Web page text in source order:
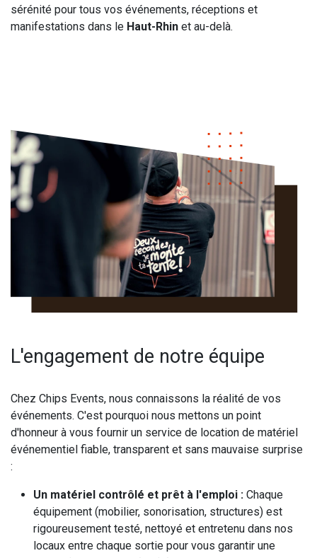
sérénité pour tous vos événements, réceptions et
manifestations dans le Haut-Rhin et au-delà.
L'engagement de notre équipe
Chez Chips Events, nous connaissons la réalité de vos
événements. C'est pourquoi nous mettons un point
d'honneur à vous fournir un service de location de matériel
événementiel fiable, transparent et sans mauvaise surprise
:
Un matériel contrôlé et prêt à l'emploi : Chaque
équipement (mobilier, sonorisation, structures) est
rigoureusement testé, nettoyé et entretenu dans nos
locaux entre chaque sortie pour vous garantir une